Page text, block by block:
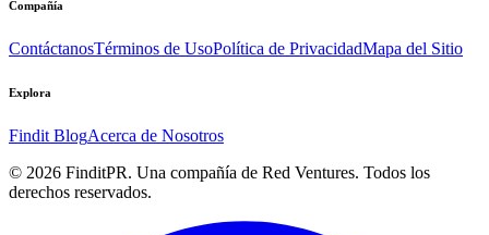
Compañía
ContáctanosTérminos de UsoPolítica de PrivacidadMapa del Sitio
Explora
Findit BlogAcerca de Nosotros
© 2026 FinditPR. Una compañía de Red Ventures. Todos los
derechos reservados.